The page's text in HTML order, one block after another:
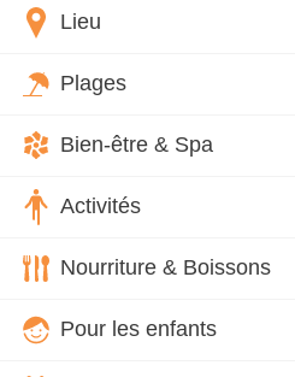
Lieu
Plages
Bien-être & Spa
Activités
Nourriture & Boissons
Pour les enfants